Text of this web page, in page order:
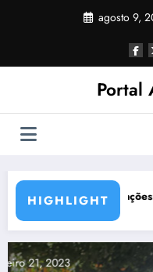
agosto 9,
Portal
HIGHLIGHT
rua de BH se manifestam
março 5, 2021